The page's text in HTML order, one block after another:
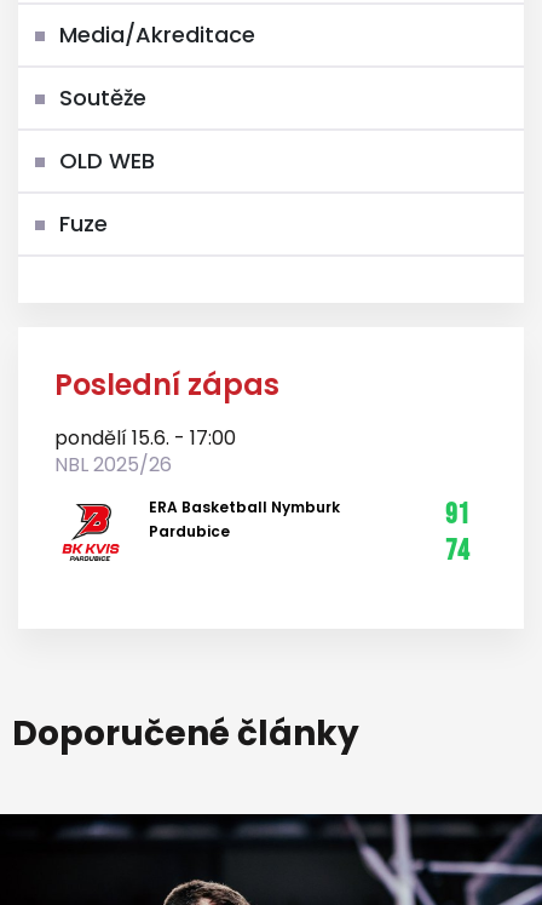
Media/Akreditace
Soutěže
OLD WEB
Fuze
Poslední zápas
pondělí 15.6. - 17:00
NBL 2025/26
ERA Basketball Nymburk
Pardubice
91
74
Doporučené články